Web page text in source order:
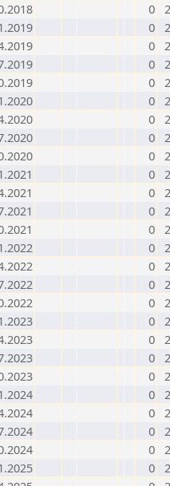
0
0
0
0
0
0
0
0
0
0
0
0
0
0
0
0
0
0
0
0
0
0
0
0
0
0